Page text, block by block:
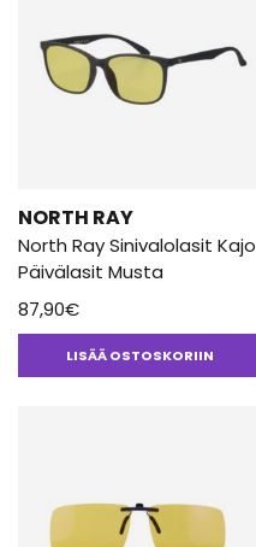
NORTH RAY
North Ray Sinivalolasit Kajo
Päivälasit Musta
87,90€
LISÄÄ OSTOSKORIIN